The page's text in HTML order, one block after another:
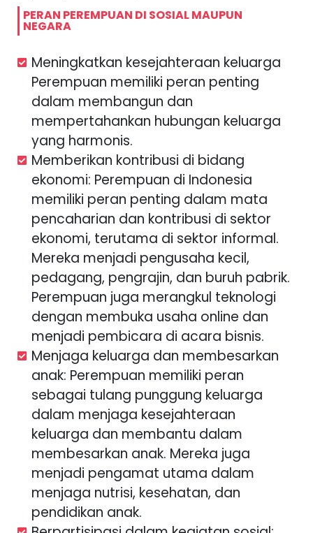
PERAN PEREMPUAN DI SOSIAL MAUPUN
NEGARA
Meningkatkan kesejahteraan keluarga
Perempuan memiliki peran penting
dalam membangun dan
mempertahankan hubungan keluarga
yang harmonis.
Memberikan kontribusi di bidang
ekonomi: Perempuan di Indonesia
memiliki peran penting dalam mata
pencaharian dan kontribusi di sektor
ekonomi, terutama di sektor informal.
Mereka menjadi pengusaha kecil,
pedagang, pengrajin, dan buruh pabrik.
Perempuan juga merangkul teknologi
dengan membuka usaha online dan
menjadi pembicara di acara bisnis.
Menjaga keluarga dan membesarkan
anak: Perempuan memiliki peran
sebagai tulang punggung keluarga
dalam menjaga kesejahteraan
keluarga dan membantu dalam
membesarkan anak. Mereka juga
menjadi pengamat utama dalam
menjaga nutrisi, kesehatan, dan
pendidikan anak.